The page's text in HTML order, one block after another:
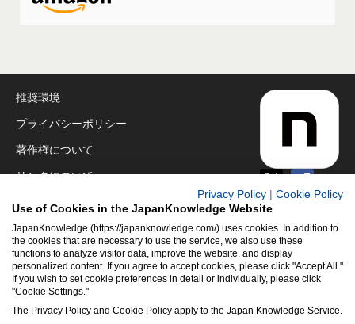
推奨環境
プライバシーポリシー
著作権について
リンクについて
免責事項
運営会社
アクセシビリティ対応
クッキーポリシー
Cookie設定
Privacy Policy
Cookie Policy
Use of Cookies in the JapanKnowledge Website
JapanKnowledge (https://japanknowledge.com/) uses cookies. In addition to
the cookies that are necessary to use the service, we also use these
functions to analyze visitor data, improve the website, and display
personalized content. If you agree to accept cookies, please click "Accept All."
If you wish to set cookie preferences in detail or individually, please click
"Cookie Settings."
The Privacy Policy and Cookie Policy apply to the Japan Knowledge Service.